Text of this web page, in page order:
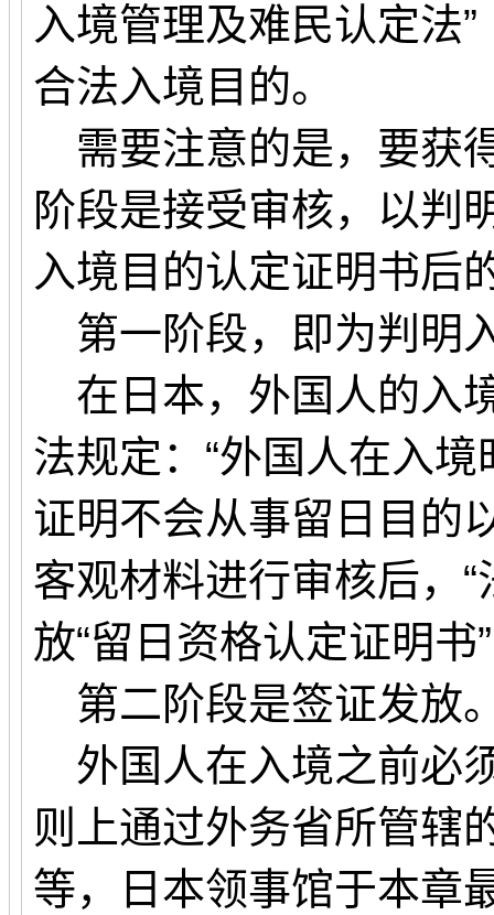
入境管理及难民认定法
合法入境目的。
需要注意的是，要获
阶段是接受审核，以判
入境目的认定证明书后
第一阶段，即为判明
在日本，外国人的入
法规定：“外国人在入
证明不会从事留日目的
客观材料进行审核后，
放“留日资格认定证明
第二阶段是签证发放
外国人在入境之前必
则上通过外务省所管辖
等，日本领事馆于本章